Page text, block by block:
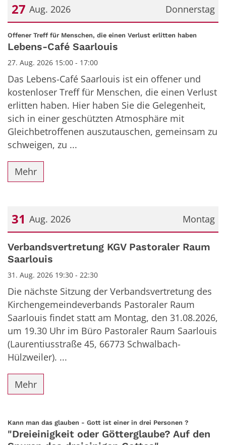
Donnerstag
27 Aug. 2026
Datum: 27. August 2026
Offener Treff für Menschen, die einen Verlust erlitten haben
Lebens-Café Saarlouis
27. Aug. 2026 15:00 - 17:00
Das Lebens-Café Saarlouis ist ein offener und
kostenloser Treff für Menschen, die einen Verlust
erlitten haben. Hier haben Sie die Gelegenheit,
sich in einer geschützten Atmosphäre mit
Gleichbetroffenen auszutauschen, gemeinsam zu
schweigen, zu ...
Mehr
Montag
31 Aug. 2026
Datum: 31. August 2026
Verbandsvertretung KGV Pastoraler Raum
Saarlouis
31. Aug. 2026 19:30 - 22:30
Die nächste Sitzung der Verbandsvertretung des
Kirchengemeindeverbands Pastoraler Raum
Saarlouis findet statt am Montag, den 31.08.2026,
um 19.30 Uhr im Büro Pastoraler Raum Saarlouis
(Laurentiusstraße 45, 66773 Schwalbach-
Hülzweiler). ...
Mehr
Kann man das glauben - Gott ist einer in drei Personen ?
"Dreieinigkeit oder Götterglaube? Auf den